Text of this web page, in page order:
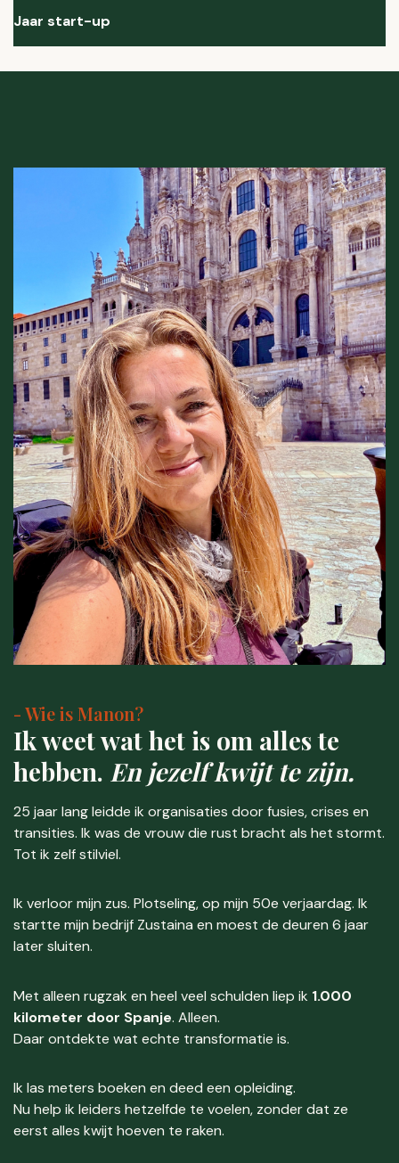
Jaar start-up
- Wie is Manon?
Ik weet wat het is om alles te
hebben. En jezelf kwijt te zijn.
25 jaar lang leidde ik organisaties door fusies, crises en
transities. Ik was de vrouw die rust bracht als het stormt.
Tot ik zelf stilviel.
Ik verloor mijn zus. Plotseling, op mijn 50e verjaardag. Ik
startte mijn bedrijf Zustaina en moest de deuren 6 jaar
later sluiten.
Met alleen rugzak en heel veel schulden liep ik 1.000
kilometer door Spanje. Alleen.
Daar ontdekte wat echte transformatie is.
Ik las meters boeken en deed een opleiding.
Nu help ik leiders hetzelfde te voelen, zonder dat ze
eerst alles kwijt hoeven te raken.